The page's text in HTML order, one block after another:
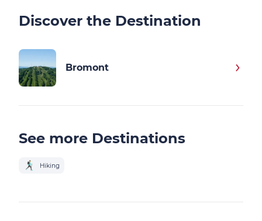
Discover the Destination
Bromont
See more Destinations
Hiking